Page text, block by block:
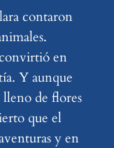
contaron
en
Y aunque
lleno de flores
que el
y en